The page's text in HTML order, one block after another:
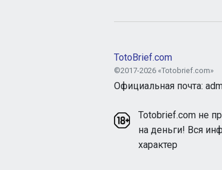
TotoBrief.com
©2017-2026 «Totobrief.com»
Официальная почта:
Totobrief.com не
на деньги! Вся
характер